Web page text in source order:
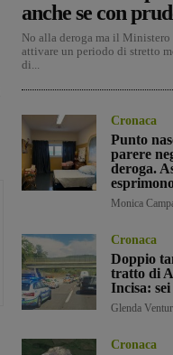
anche se con
No alla deroga ma il
attivare un periodo di stretto
di...
Cronaca
Punto
parere
deroga.
Monica
Cronaca
Doppio
tratto di
Incisa:
Glenda
Cronaca